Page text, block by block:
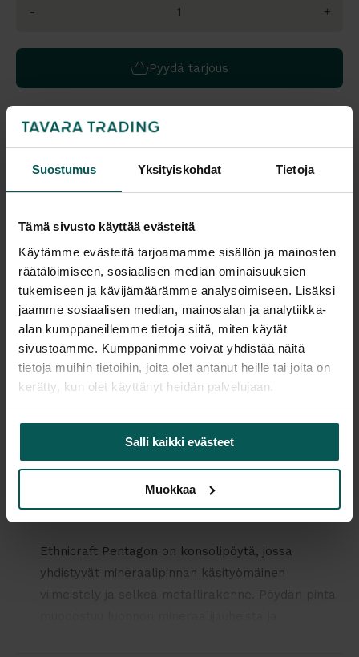
Suostumus Yksityiskohdat Tietoja
Tämä sivusto käyttää evästeitä
Käytämme evästeitä tarjoamamme sisällön ja mainosten
räätälöimiseen, sosiaalisen median ominaisuuksien
tukemiseen ja kävijämäärämme analysoimiseen. Lisäksi
jaamme sosiaalisen median, mainosalan ja analytiikka-
alan kumppaneillemme tietoja siitä, miten käytät
sivustoamme. Kumppanimme voivat yhdistää näitä
tietoja muihin tietoihin, joita olet antanut heille tai joita on
kerätty, kun olet käyttänyt heidän palvelujaan.
Salli kaikki evästeet
Muokkaa
- +
Pyydä tarjous
Vantaa: Tilaustuote
Ethnicraft on belgialainen huonekaluvalmistaja, joka tunnetaan
massiivipuukalusteistaan ja ajattomasta muotoilustaan. Yritys
pitkäikäisiin rakenteisiin.
Tulosta tuotekortti
Tuotekuvaus
Ethnicraft Pentagon on konsolipöytä, jossa
yhdistyvät mineraalipinnan käsityömäinen